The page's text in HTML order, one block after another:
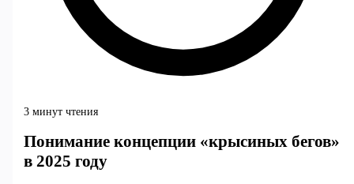
3 минут чтения
Понимание концепции «крысиных бегов»
в 2025 году